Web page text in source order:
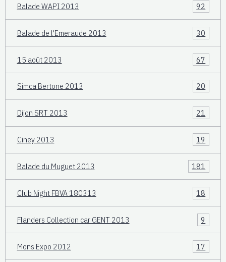
Balade WAPI 2013 92
Balade de l'Emeraude 2013 30
15 août 2013 67
Simca Bertone 2013 20
Dijon SRT 2013 21
Ciney 2013 19
Balade du Muguet 2013 181
Club Night FBVA 180313 18
Flanders Collection car GENT 2013 9
Mons Expo 2012 17